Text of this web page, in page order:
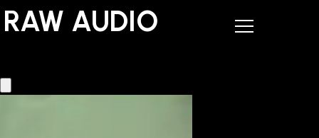
RAW AUDIO
RAW AUDIO